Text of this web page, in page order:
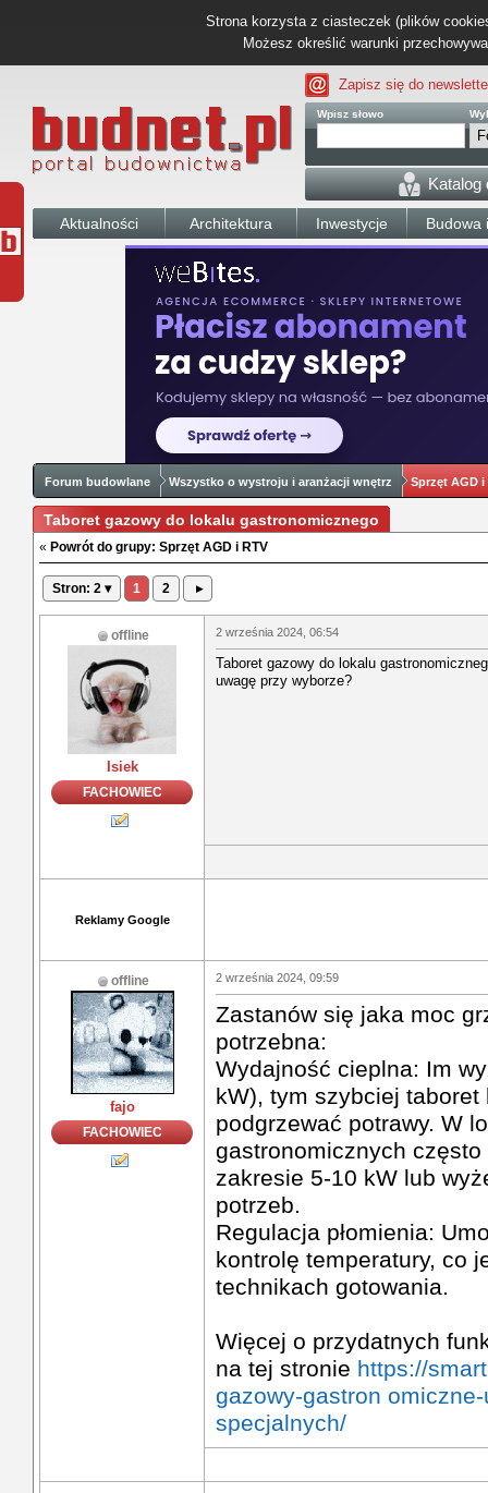
Strona korzysta z ciasteczek (plików
Możesz określić warunki
Zapisz się do
Wpisz słowo
Katalog
Aktualności Architektura Inwestycje Budowa
Forum budowlane Wszystko o wystroju i aranżacji wnętrz Sprzęt AGD i
Taboret gazowy do lokalu gastronomicznego
« Powrót do grupy: Sprzęt AGD i RTV
Stron: 2 ▾ 1 2 ▸
offline
Isiek
FACHOWIEC
2 września 2024, 06:54
Taboret gazowy do lokalu
uwagę przy wyborze?
Reklamy Google
offline
fajo
FACHOWIEC
2 września 2024, 09:59
Zastanów się jaka moc
potrzebna:
Wydajność cieplna: Im
kW), tym szybciej taboret
podgrzewać potrawy. W
gastronomicznych
zakresie 5-10 kW lub
potrzeb.
Regulacja płomienia:
kontrolę temperatury, co
technikach gotowania.
Więcej o przydatnych
na tej stronie https://
gazowy-gastron
specjalnych/